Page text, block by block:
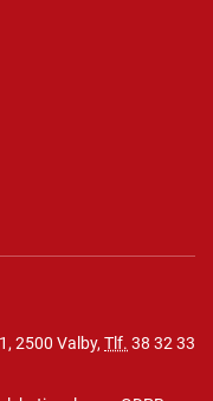
2500 Valby, Tlf. 38 32 33